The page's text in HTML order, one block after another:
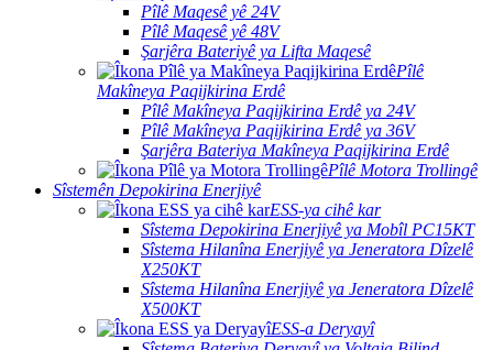
Pîlê Maqesê yê 24V
Pîlê Maqesê yê 48V
Şarjêra Bateriyê ya Lifta Maqesê
Pîlê
Makîneya Paqijkirina Erdê
Pîlê Makîneya Paqijkirina Erdê ya 24V
Pîlê Makîneya Paqijkirina Erdê ya 36V
Şarjêra Bateriya Makîneya Paqijkirina Erdê
Pîlê Motora Trollingê
Sîstemên Depokirina Enerjiyê
ESS-ya cihê kar
Sîstema Depokirina Enerjiyê ya Mobîl PC15KT
Sîstema Hilanîna Enerjiyê ya Jeneratora Dîzelê
X250KT
Sîstema Hilanîna Enerjiyê ya Jeneratora Dîzelê
X500KT
ESS-a Deryayî